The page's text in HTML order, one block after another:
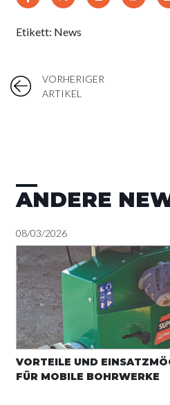
Etikett: News
VORHERIGER
ARTIKEL
ANDERE
08/03/2026
VORTEILE UND
FÜR MOBILE BOHRWERKE